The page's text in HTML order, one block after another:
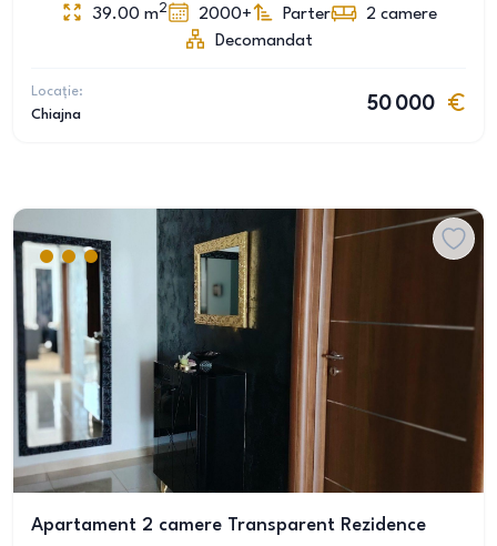
39.00 m2 2000+ Parter 2 camere
Decomandat
Locație:
Chiajna
50 000
Apartament 2 camere Transparent Rezidence